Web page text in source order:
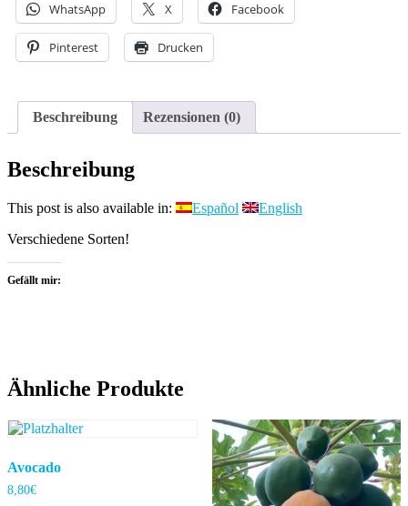
WhatsApp X Facebook
Pinterest Drucken
Beschreibung Rezensionen (0)
Beschreibung
This post is also available in: Español
English
Verschiedene Sorten!
Gefällt mir:
Ähnliche Produkte
Avocado
8,80€